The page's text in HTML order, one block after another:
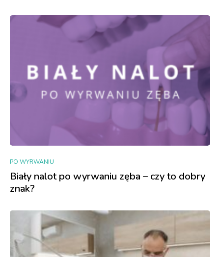
PO WYRWANIU
Biały nalot po wyrwaniu zęba – czy to dobry
znak?